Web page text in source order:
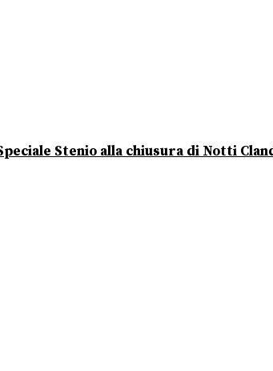
Stenio alla chiusura di Notti